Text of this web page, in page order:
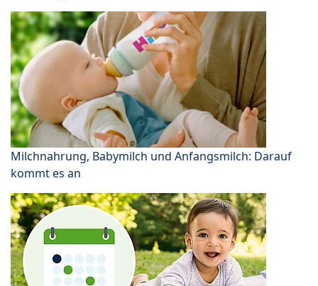
Milchnahrung, Babymilch und Anfangsmilch: Darauf
kommt es an